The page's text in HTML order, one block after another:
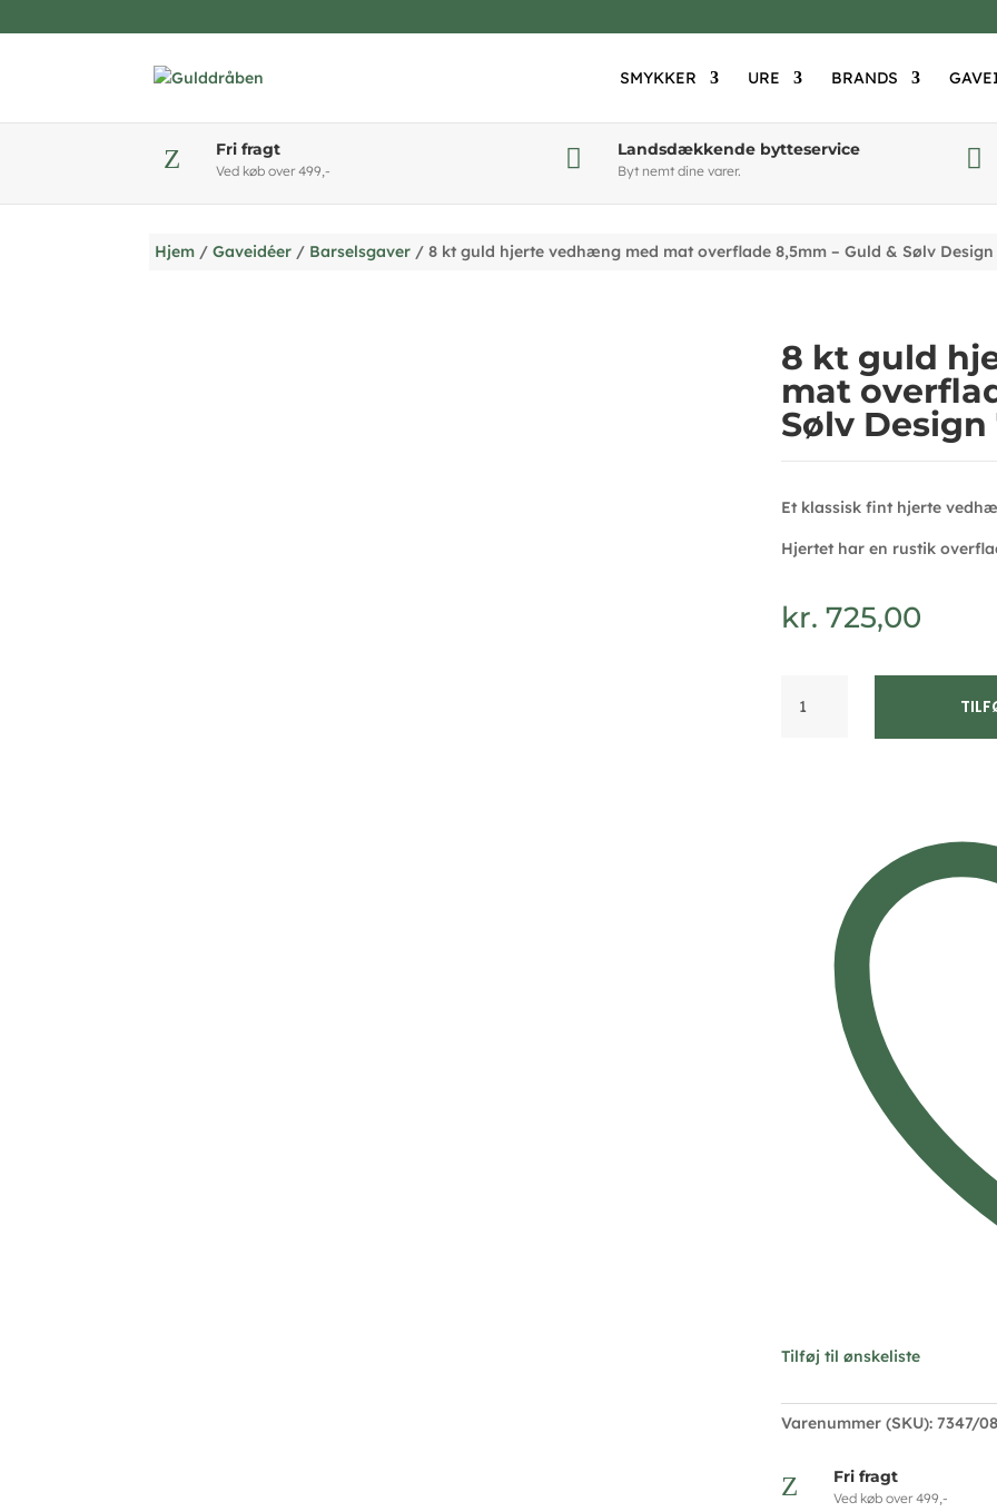
SMYKKER URE BRANDS
Z Fri fragt
Ved køb over 499,-  Landsdækkende bytteservice
Byt nemt dine varer. 
Hjem /Gaveidéer / Barselsgaver / 8 kt guld hjerte vedhæng med mat overflade 8,5mm – Guld & Sølv Design
8 kt guld
mat
Sølv
Et klassisk fint hjerte
Hjertet har en rustik
kr. 725,00
Tilføj til ønskeliste
Varenummer (SKU): 7347/08
Z Fri fragt
Ved køb over 499,-